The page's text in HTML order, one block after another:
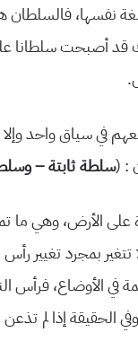
نفسها،
أصبحت سلطانا
في سیاق واحد
: (سلطة ثابتة –
على الأرض، وهي ما
بمجرد تغییر
في الأوضاع، فرأس
إذا لم تذعن